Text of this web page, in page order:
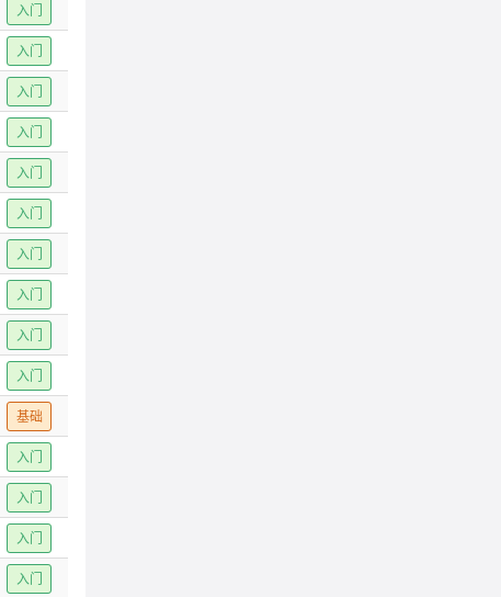
入门
入门
入门
入门
入门
入门
入门
入门
入门
入门
基础
入门
入门
入门
入门